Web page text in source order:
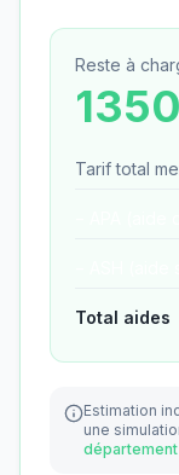
Reste à
1350
Tarif total
Total aides
Estimation
une
département